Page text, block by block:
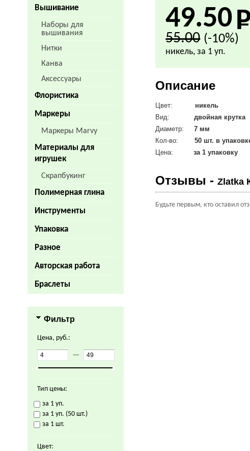
Вышивание
Наборы для
вышивания
Нитки
Канва
Аксессуары
Флористика
Маркеры
Маркеры Marvy
Материалы для
игрушек
Скрапбукинг
Полимерная глина
Инструменты
Упаковка
Разное
Авторская работа
Браслеты
Фильтр
Цена, руб.:
—
Тип цены:
за 1 уп.
за 1 уп. (50 шт.)
за 1 шт.
Цвет:
49.50
55.00 (-10%)
никель, за 1 уп.
Описание
Цвет:
никель
Вид:двойная крутка
Диаметр:
7 мм
Кол-во:50 шт. в
Цена:
за 1 упаковку
Отзывы -Zlatka
Будьте первым, кто оставил